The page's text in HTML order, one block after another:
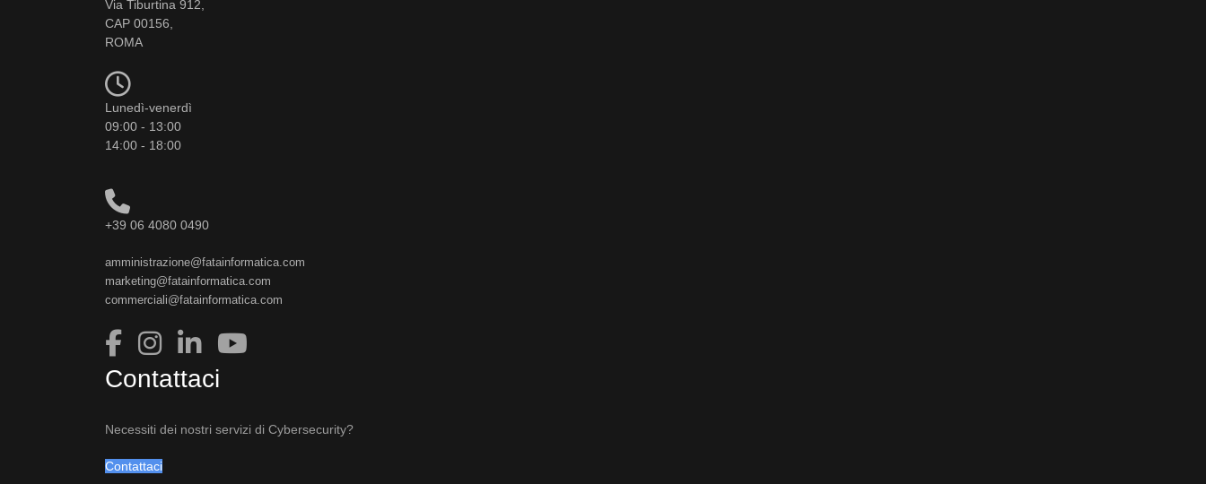
Via Tiburtina 912,
CAP 00156,
ROMA
Lunedì-venerdì
09:00 - 13:00
14:00 - 18:00
+39 06 4080 0490
amministrazione@fatainformatica.com
marketing@fatainformatica.com
commerciali@fatainformatica.com
Contattaci
Necessiti dei nostri servizi di Cybersecurity?
Contattaci